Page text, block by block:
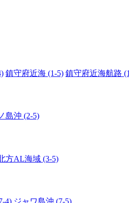
鎮守府近海 (1-5) 鎮守府近海航路
島沖 (2-5)
方AL海域 (3-5)